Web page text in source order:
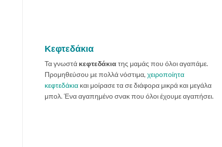
Κεφτεδάκια
Τα γνωστά κεφτεδάκιατης μαμάς που όλοι αγαπάμε.
Προμηθεύσου με πολλά νόστιμα, χειροποίητα
κεφτεδάκια και μοίρασε τα σε διάφορα μικρά και μεγάλα
μπολ. Ένα αγαπημένο σνακ που όλοι έχουμε αγαπήσει.